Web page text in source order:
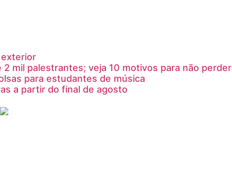
exterior
mil palestrantes; veja 10 motivos para não perder
para estudantes de música
a partir do final de agosto